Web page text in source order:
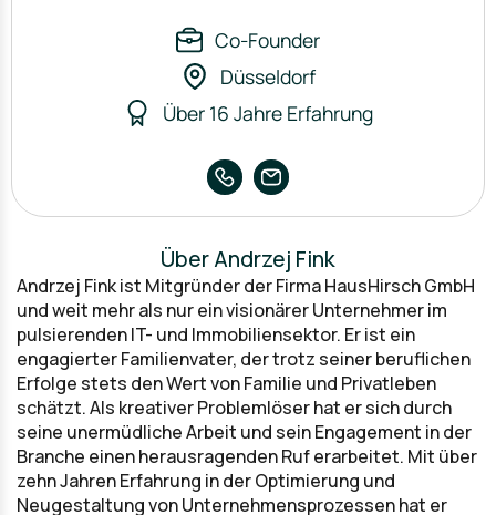
Co-Founder
Düsseldorf
Über 16 Jahre Erfahrung
Über Andrzej Fink
Andrzej Fink ist Mitgründer der Firma HausHirsch GmbH
und weit mehr als nur ein visionärer Unternehmer im
pulsierenden IT- und Immobiliensektor. Er ist ein
engagierter Familienvater, der trotz seiner beruflichen
Erfolge stets den Wert von Familie und Privatleben
schätzt. Als kreativer Problemlöser hat er sich durch
seine unermüdliche Arbeit und sein Engagement in der
Branche einen herausragenden Ruf erarbeitet. Mit über
zehn Jahren Erfahrung in der Optimierung und
Neugestaltung von Unternehmensprozessen hat er